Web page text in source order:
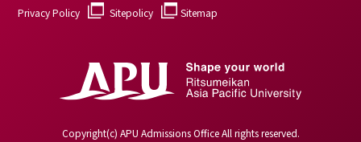
Privacy Policy Sitepolicy Sitemap
Copyright(c) APU Admissions Office All rights reserved.